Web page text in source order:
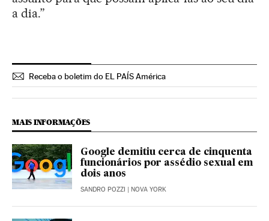
a dia.”
Receba o boletim do EL PAÍS América
MAIS INFORMAÇÕES
Google demitiu cerca de cinquenta
funcionários por assédio sexual em
dois anos
SANDRO POZZI | NOVA YORK